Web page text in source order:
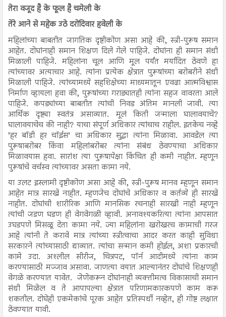
तेरा वजूद है के फूल है चमेली के
तेरे आने से महेक उठे दरोदिवार हवेली के
महिलांच्या बाबतीत जागतिक दृष्टीकोण असा आहे की, स्त्री-पुरूष समान
आहेत. दोघांनाही समान शिक्षण दिले गेले पाहिजे. दोघांना ही समान संधी
मिळाली पाहिजे. महिलांना चूल आणि मूल पर्यंत मर्यादित ठेवणे हा
त्यांच्यावर अत्याचार आहे. त्यांना प्रत्येक क्षेत्रात पुरूषांच्या बरोबरीने संधी
मिळाली पाहिजे. त्यांच्यामध्ये सहशिक्षेच्या माध्यमातून एवढा आत्मविश्वास
निर्माण व्हायला हवा की, पुरूषांच्या गराड्यातही त्यांना सहज वावरता आले
पाहिजे. कपड्यांच्या बाबतीत त्यांची निवड अंतिम मानली जावी. त्या
आर्थिक दृष्ट्या स्वतंत्र असाव्यात. मूलं किती जन्माला घालावयाचे?
घालावयाचेच की नाही? याचा संपूर्ण अधिकार त्यांचाच राहील. इतकेच नव्हे
’हर बॉडी हर चॉईस’ चा अधिकार सुद्धा त्यांना मिळावा. आवडेल त्या
पुरूषाबरोबर किंवा महिलांबरोबर त्यांना संबंध ठेवण्याचा अधिकार
मिळावयास हवा. सारांश त्या पुरूषापेक्षा किंचित ही कमी नाहीत. म्हणून
पुरूषांचे वर्चस्व त्यांच्यावर असता कामा नये.
या उलट इस्लामी दृष्टीकोण असा आहे की, स्त्री-पुरूष मानव म्हणून समान
आहेत मात्र सारखे नाहीत. म्हणजेच दोघांचे अधिकार व कर्तव्ये ही सारखे
नाहीत. दोघांची शारीरिक आणि मानसिक रचनाही सारखी नाही म्हणून
त्यांची जडण घडण ही वेगवेगळी व्हावी. अनावश्यकरित्या त्यांना आपसात
उघडपणे मिसळू देता कामा नये. ज्या महिलांना खरोखरच कामाची गरज
आहे त्यांनी ते करावे मात्र त्यांच्या स्त्रीत्वाचा आदर करत काही सुविधा
सरकारने त्यांच्यासाठी द्याव्यात. त्यांचा सन्मान कमी होईल, अशा प्रकारची
कामे उदा. अश्लील सीरीज, चित्रपट, पॉर्न आदीमध्ये त्यांना काम
करण्यासाठी मज्जाव असावा. जाणत्या वयात आल्यानंतर दोघांचे शिक्षणही
वेगळे करण्यात यावेत. जेणेकरून दोघांनाही व्यक्तीमत्व विकासाची समान
संधी मिळेल व ते आपापल्या क्षेत्रात परिणामकारकपणे काम करू
शकतील. दोघेही एकमेकांचे पूरक आहेत प्रतिस्पर्धी नव्हेत, ही गोष्ट लक्षात
ठेवण्यात यावी.